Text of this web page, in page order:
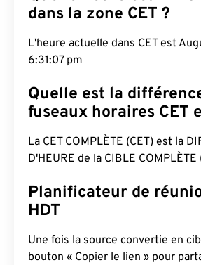
dans la zone CET ?
L'heure actuelle dans CET est
6:31:08 pm
Quelle est la
fuseaux horaires CET
La CET COMPLÈTE (CET) est la
D'HEURE de la CIBLE COMPLÈTE
Planificateur de
HDT
Une fois la source convertie en
bouton « Copier le lien » pour